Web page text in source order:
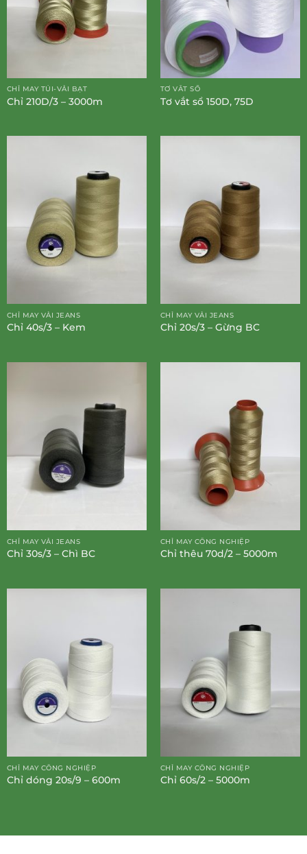
CHỈ MAY TÚI-VẢI BẠT
Chỉ 210D/3 – 3000m
TƠ VẮT SỔ
Tơ vắt sổ 150D, 75D
CHỈ MAY VẢI JEANS
Chỉ 40s/3 – Kem
CHỈ MAY VẢI JEANS
Chỉ 20s/3 – Gừng BC
CHỈ MAY VẢI JEANS
Chỉ 30s/3 – Chì BC
CHỈ MAY CÔNG NGHIỆP
Chỉ thêu 70d/2 – 5000m
CHỈ MAY CÔNG NGHIỆP
Chỉ dóng 20s/9 – 600m
CHỈ MAY CÔNG NGHIỆP
Chỉ 60s/2 – 5000m